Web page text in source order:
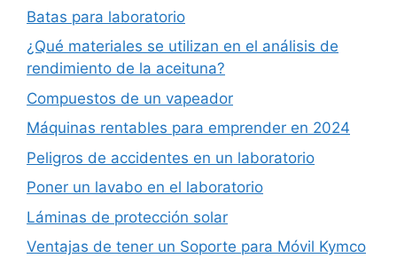
Batas para laboratorio
¿Qué materiales se utilizan en el análisis de
rendimiento de la aceituna?
Compuestos de un vapeador
Máquinas rentables para emprender en 2024
Peligros de accidentes en un laboratorio
Poner un lavabo en el laboratorio
Láminas de protección solar
Ventajas de tener un Soporte para Móvil Kymco